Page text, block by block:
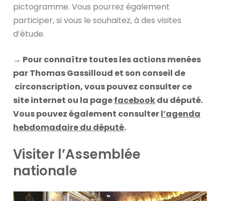
pictogramme. Vous pourrez également
participer, si vous le souhaitez, à des visites
d’étude.
→ Pour connaître toutes les actions menées
par Thomas Gassilloud et son conseil de
circonscription, vous pouvez consulter ce
site internet ou la pagefacebookdu député.
Vous pouvez également consulterl’agenda
hebdomadaire du député.
Visiter l’Assemblée
nationale